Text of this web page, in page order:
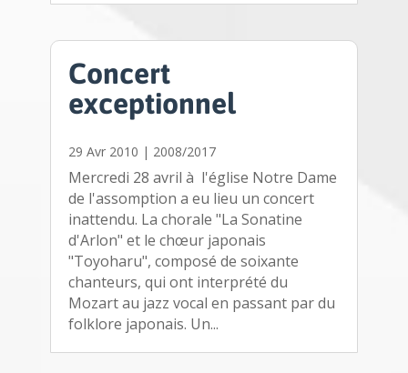
Concert
exceptionnel
29 Avr 2010 | 2008/2017
Mercredi 28 avril à l'église Notre Dame
de l'assomption a eu lieu un concert
inattendu. La chorale "La Sonatine
d'Arlon" et le chœur japonais
"Toyoharu", composé de soixante
chanteurs, qui ont interprété du
Mozart au jazz vocal en passant par du
folklore japonais. Un...